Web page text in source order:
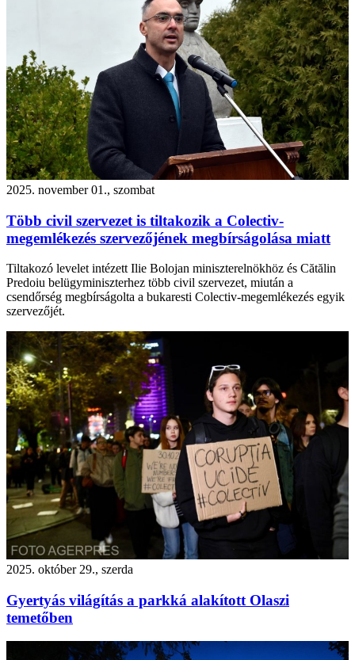
2025. november 01., szombat
Több civil szervezet is tiltakozik a Colectiv-
megemlékezés szervezőjének megbírságolása miatt
Tiltakozó levelet intézett Ilie Bolojan miniszterelnökhöz és Cătălin
Predoiu belügyminiszterhez több civil szervezet, miután a
csendőrség megbírságolta a bukaresti Colectiv-megemlékezés egyik
szervezőjét.
2025. október 29., szerda
Gyertyás világítás a parkká alakított Olaszi
temetőben